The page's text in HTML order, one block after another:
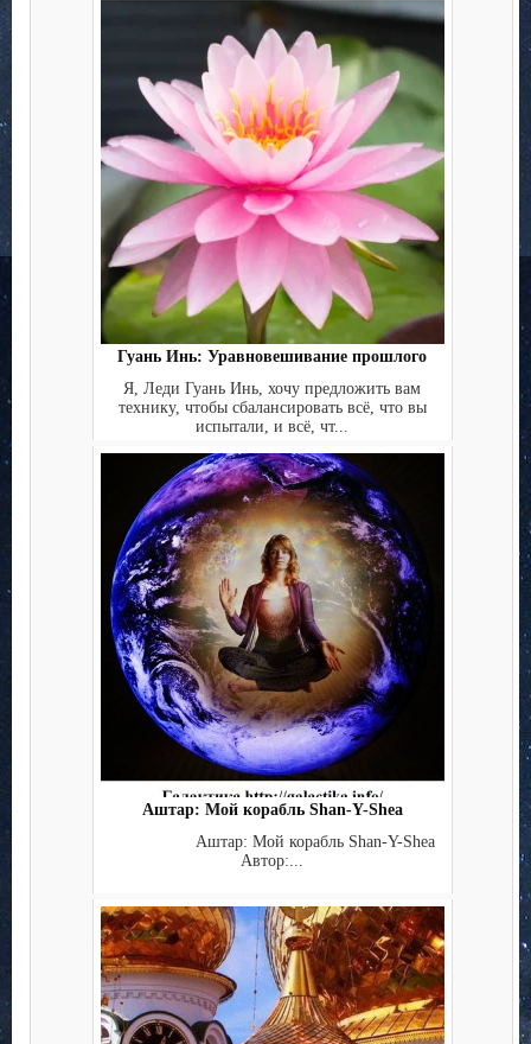
Гуань Инь: Уравновешивание прошлого
Я, Леди Гуань Инь, хочу предложить вам
технику, чтобы сбалансировать всё, что вы
испытали, и всё, чт...
Аштар: Мой корабль Shan-Y-Shea
Аштар: Мой корабль Shan-Y-Shea
Автор:...